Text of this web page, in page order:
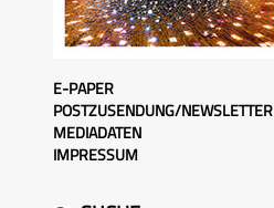
E-PAPER
POSTZUSENDUNG/NEWSLETTER
MEDIADATEN
IMPRESSUM